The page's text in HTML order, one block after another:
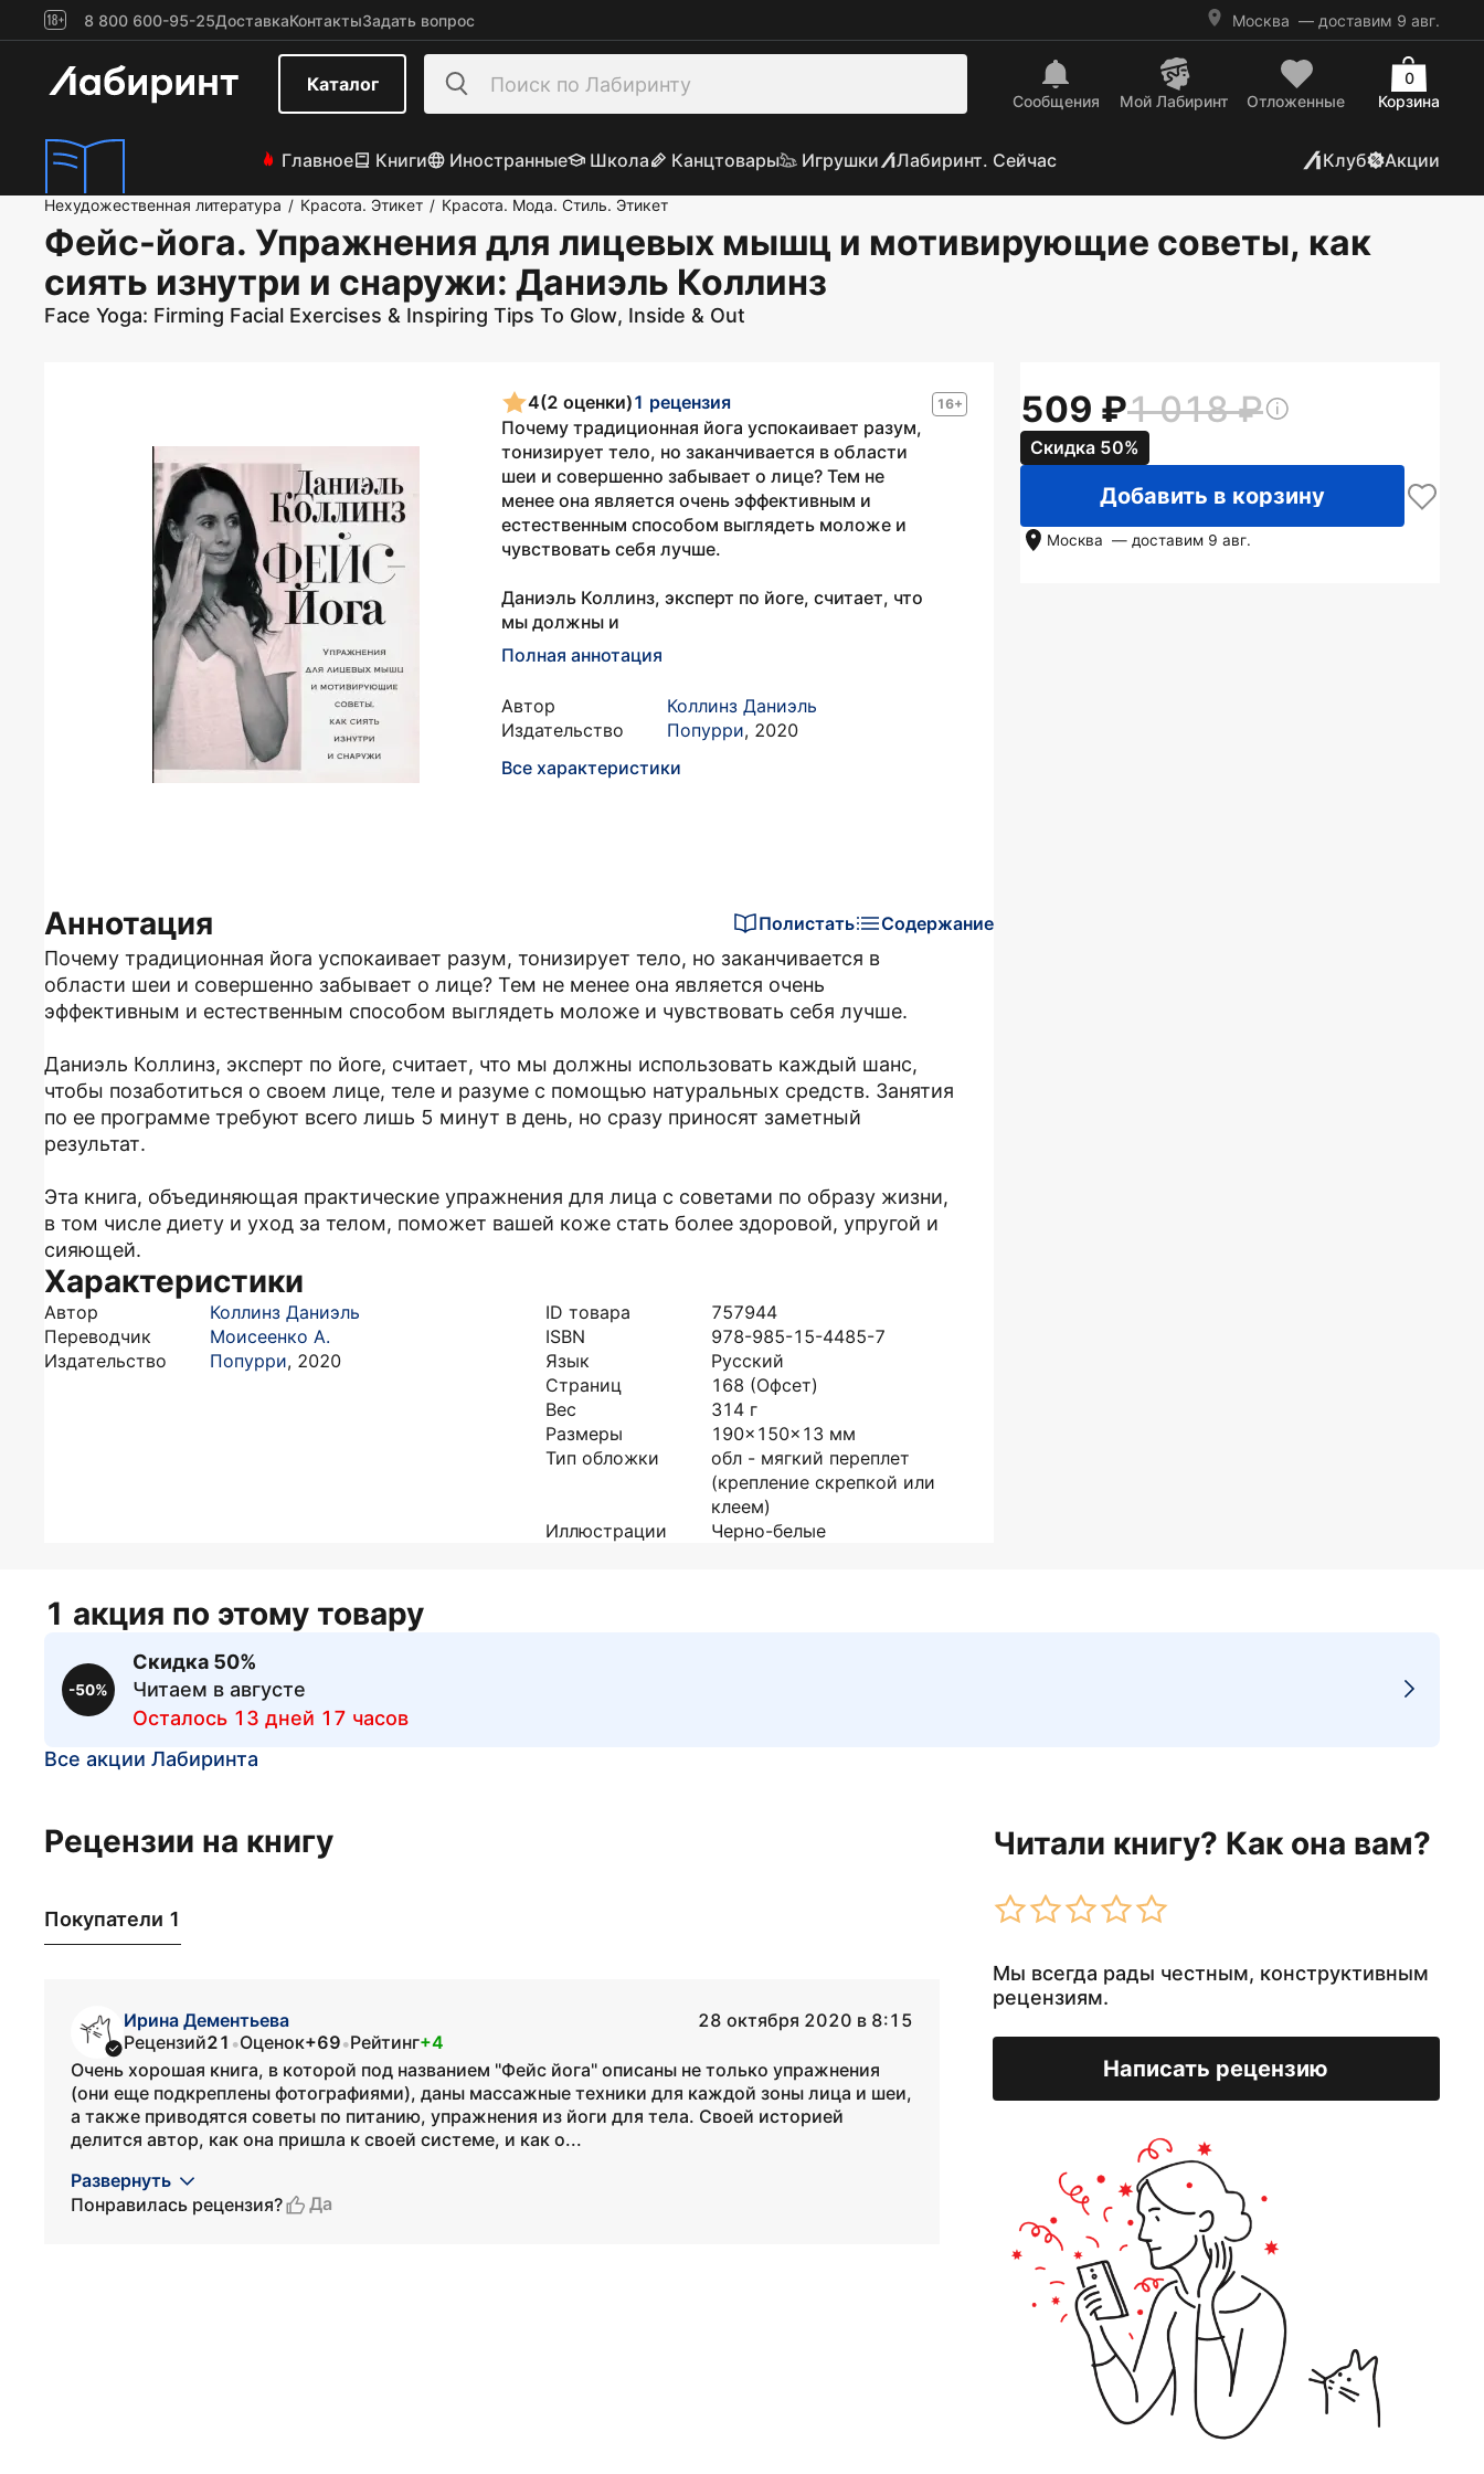
8 800 600-95-25ДоставкаКонтактыЗадать вопрос Москва — доставим 9 авг.
Каталог
Сообщения Mой Лабиринт Отложенные Корзина
0
Главное Книги Иностранные Школа Канцтовары Игрушки Лабиринт. Сейчас Клуб Акции
Нехудожественная литература / Красота. Этикет / Красота. Мода. Стиль. Этикет
Фейс-йога. Упражнения для лицевых мышц и мотивирующие советы, как
сиять изнутри и снаружи: Даниэль Коллинз
Face Yoga: Firming Facial Exercises & Inspiring Tips To Glow, Inside & Out
16+
4(2 оценки)1 рецензия
Почему традиционная йога успокаивает разум,
тонизирует тело, но заканчивается в области
шеи и совершенно забывает о лице? Тем не
менее она является очень эффективным и
естественным способом выглядеть моложе и
чувствовать себя лучше.
Даниэль Коллинз, эксперт по йоге, считает, что
мы должны и
Полная аннотация
Автор
Коллинз Даниэль
Издательство
Попурри, 2020
Все характеристики
Аннотация Полистать Содержание
Почему традиционная йога успокаивает разум, тонизирует тело, но заканчивается в
области шеи и совершенно забывает о лице? Тем не менее она является очень
эффективным и естественным способом выглядеть моложе и чувствовать себя лучше.
Даниэль Коллинз, эксперт по йоге, считает, что мы должны использовать каждый шанс,
чтобы позаботиться о своем лице, теле и разуме с помощью натуральных средств. Занятия
по ее программе требуют всего лишь 5 минут в день, но сразу приносят заметный
результат.
Эта книга, объединяющая практические упражнения для лица с советами по образу жизни,
в том числе диету и уход за телом, поможет вашей коже стать более здоровой, упругой и
сияющей.
Характеристики
Автор
Коллинз Даниэль
Переводчик
Моисеенко А.
Издательство
Попурри, 2020
ID товара
757944
ISBN
978-985-15-4485-7
Язык
Русский
Страниц
168 (Офсет)
Вес
314 г
Размеры
190x150x13 мм
Тип обложки
обл - мягкий переплет
(крепление скрепкой или
клеем)
Иллюстрации
Черно-белые
509 1 018
Скидка 50%
Добавить в корзину
Москва — доставим 9 авг.
1 акция по этому товару
-50%
Скидка 50%
Читаем в августе
Осталось 13 дней 17 часов
Все акции Лабиринта
Рецензии на книгу Читали книгу? Как она вам?
Мы всегда рады честным, конструктивным
рецензиям.
Написать рецензию
Покупатели 1
Ирина Дементьева
28 октября 2020 в 8:15
Рецензий21 •Оценок+69•Рейтинг+4
Очень хорошая книга, в которой под названием "Фейс йога" описаны не только упражнения
(они еще подкреплены фотографиями), даны массажные техники для каждой зоны лица и шеи,
а также приводятся советы по питанию, упражнения из йоги для тела. Своей историей
делится автор, как она пришла к своей системе, и как о...
Развернуть
Понравилась рецензия?
Да